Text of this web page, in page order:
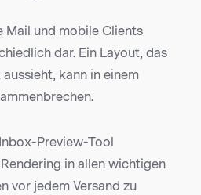
Mail und mobile Clients
dar. Ein Layout, das
kann in einem
Preview-Tool
in allen wichtigen
vor jedem Versand zu